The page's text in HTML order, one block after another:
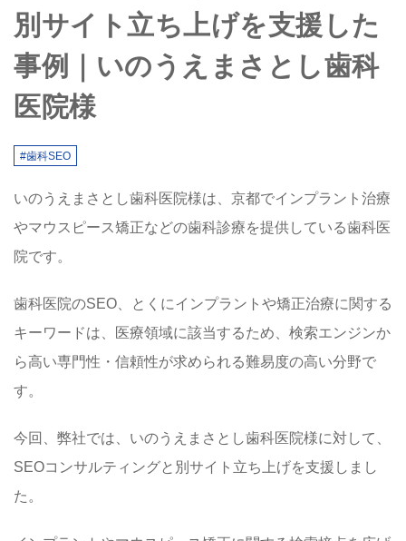
別サイト立ち上げを支援した
事例｜いのうえまさとし歯科
医院様
#歯科SEO
いのうえまさとし歯科医院様は、京都でインプラント治療
やマウスピース矯正などの歯科診療を提供している歯科医
院です。
歯科医院のSEO、とくにインプラントや矯正治療に関する
キーワードは、医療領域に該当するため、検索エンジンか
ら高い専門性・信頼性が求められる難易度の高い分野で
す。
今回、弊社では、いのうえまさとし歯科医院様に対して、
SEOコンサルティングと別サイト立ち上げを支援しまし
た。